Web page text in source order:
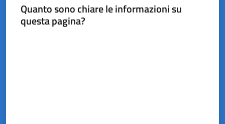
Quanto sono chiare le informazioni su
questa pagina?